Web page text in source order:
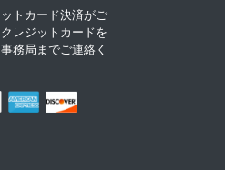
トカード決済がご
レジットカードを
務局までご連絡く